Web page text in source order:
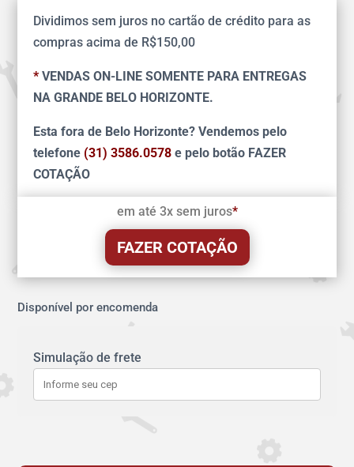
Dividimos sem juros no cartão de crédito para as
compras acima de R$150,00
* VENDAS ON-LINE SOMENTE PARA ENTREGAS
NA GRANDE BELO HORIZONTE.
Esta fora de Belo Horizonte? Vendemos pelo
telefone (31) 3586.0578 e pelo botão FAZER
COTAÇÃO
em até 3x sem juros*
FAZER COTAÇÃO
Disponível por encomenda
Simulação de frete